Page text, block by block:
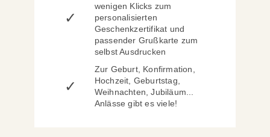
✓
wenigen Klicks zum
personalisierten
Geschenkzertifikat und
passender Grußkarte zum
selbst Ausdrucken
✓
Zur Geburt, Konfirmation,
Hochzeit, Geburtstag,
Weihnachten, Jubiläum...
Anlässe gibt es viele!